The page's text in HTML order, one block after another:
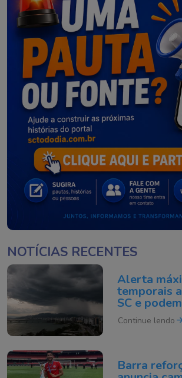
NOTÍCIAS RECENTES
Alerta
temporais
SC e
Joinville
Continue lendo
Barra